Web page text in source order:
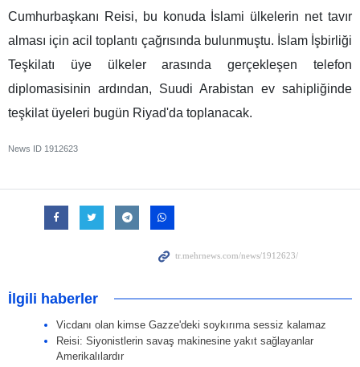
Cumhurbaşkanı Reisi, bu konuda İslami ülkelerin net tavır
alması için acil toplantı çağrısında bulunmuştu. İslam İşbirliği
Teşkilatı üye ülkeler arasında gerçekleşen telefon
diplomasisinin ardından, Suudi Arabistan ev sahipliğinde
teşkilat üyeleri bugün Riyad'da toplanacak.
News ID 1912623
İlgili haberler
Vicdanı olan kimse Gazze'deki soykırıma sessiz kalamaz
Reisi: Siyonistlerin savaş makinesine yakıt sağlayanlar
Amerikalılardır